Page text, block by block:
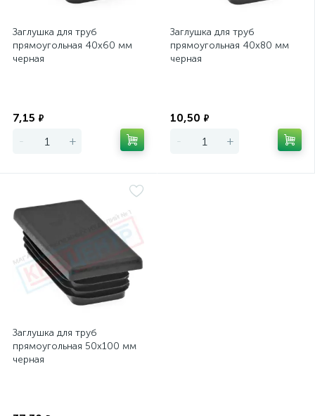
Заглушка для труб
прямоугольная 40х60 мм
черная
7,15 ₽
- +
Заглушка для труб
прямоугольная 40х80 мм
черная
10,50 ₽
- +
Заглушка для труб
прямоугольная 50х100 мм
черная